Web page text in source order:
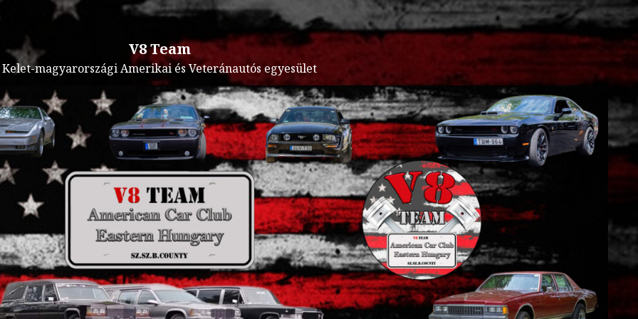
V8 Team
Kelet-magyarországi Amerikai és Veteránautós egyesület